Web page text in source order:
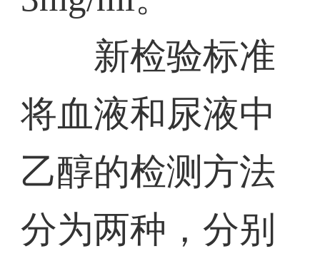
新检验标准
将血液和尿液中
乙醇的检测方法
分为两种，分别